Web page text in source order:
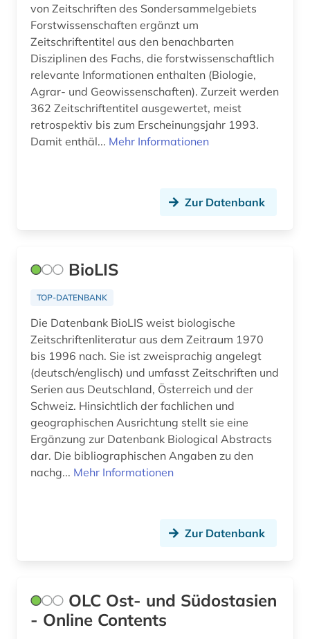
hochschulschrift (3)
hofmannsthal, hugo von | schriftsteller;
dramatiker; lyriker; librettist; essayist; philologe;
lyriker (1)
humanismus (2)
humboldt, alexander von | geograf;
naturwissenschaftler; forschungsreisender;
indianer (1)
indien (1)
industrie (1)
industriedesign (1)
informatik (3)
ingenieurwissenschaften (5)
inhalt (1)
inkunabeldrucke (1)
innenarchitektur (1)
von Zeitschriften des Sondersammelgebiets
Forstwissenschaften ergänzt um
Zeitschriftentitel aus den benachbarten
Disziplinen des Fachs, die forstwissenschaftlich
relevante Informationen enthalten (Biologie,
Agrar- und Geowissenschaften). Zurzeit werden
362 Zeitschriftentitel ausgewertet, meist
retrospektiv bis zum Erscheinungsjahr 1993.
Damit enthäl... Mehr Informationen
Zur Datenbank
BioLIS
TOP-DATENBANK
Die Datenbank BioLIS weist biologische
Zeitschriftenliteratur aus dem Zeitraum 1970
bis 1996 nach. Sie ist zweisprachig angelegt
(deutsch/englisch) und umfasst Zeitschriften und
Serien aus Deutschland, Österreich und der
Schweiz. Hinsichtlich der fachlichen und
geographischen Ausrichtung stellt sie eine
Ergänzung zur Datenbank Biological Abstracts
dar. Die bibliographischen Angaben zu den
nachg... Mehr Informationen
Zur Datenbank
OLC Ost- und Südostasien
- Online Contents